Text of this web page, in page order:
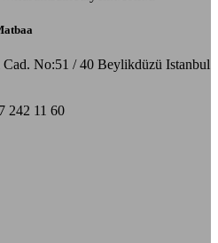
No:51 / 40 Beylikdüzü Istanbul
242 11 60